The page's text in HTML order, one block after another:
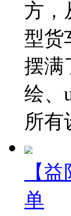
方，
型货
摆满
绘、
所有
【
单